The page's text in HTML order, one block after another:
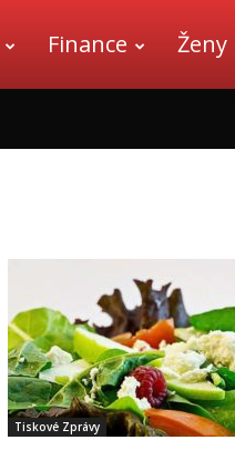
Finance Ženy
Tiskové Zprávy